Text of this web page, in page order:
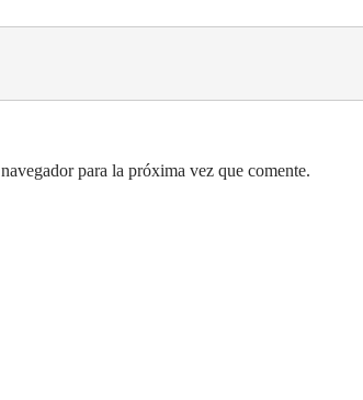
para la próxima vez que comente.